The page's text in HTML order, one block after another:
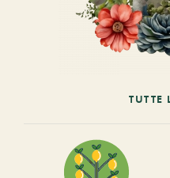
TUTTE